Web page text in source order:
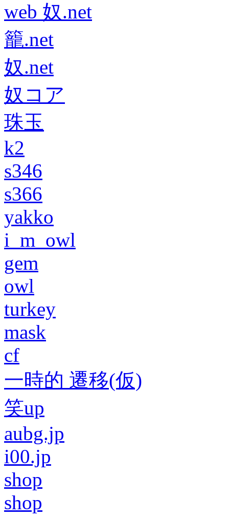
web 奴.net
籠.net
奴.net
奴コア
珠玉
k2
s346
s366
yakko
i_m_owl
gem
owl
turkey
mask
cf
一時的 遷移(仮)
笑up
aubg.jp
i00.jp
shop
shop